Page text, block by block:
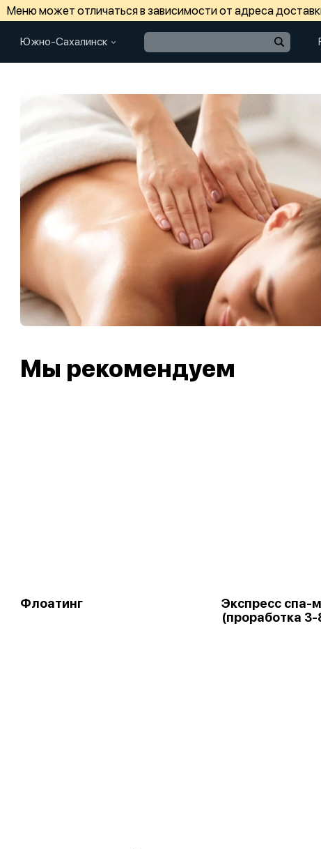
Меню может отличаться в зависимости от адреса
Южно-Сахалинск
Мы рекомендуем
Флоатинг
Экспресс спа-
(проработка 3-